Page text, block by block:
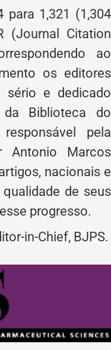
para 1,321 (1,304
(Journal Citation
ao
os editores
sério e dedicado
Biblioteca do
pela
Antonio Marcos
nacionais e
de seus
progresso.
in-Chief, BJPS.